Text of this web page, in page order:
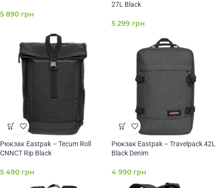
5 890 грн
27L Black
5 299 грн
Рюкзак Eastpak – Tecum Roll
CNNCT Rip Black
5 490 грн
Рюкзак Eastpak – Travelpack 42L
Black Denim
4 990 грн